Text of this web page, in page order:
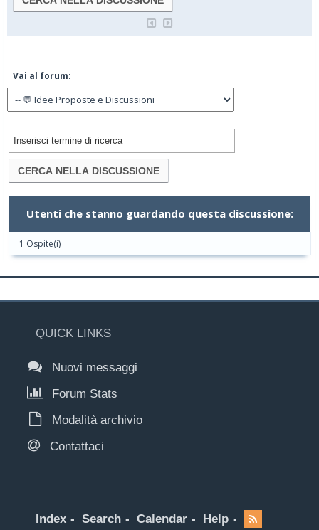
Vai al forum:
Utenti che stanno guardando questa discussione:
1 Ospite(i)
QUICK LINKS
Nuovi messaggi
Forum Stats
Modalità archivio
Contattaci
Index Search Calendar Help